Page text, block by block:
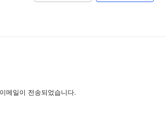
메일이 전송되었습니다.